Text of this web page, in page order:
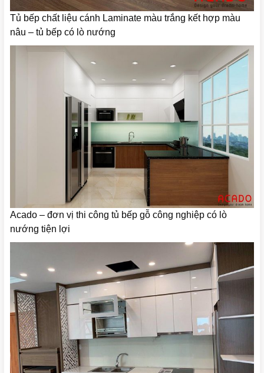
Tủ bếp chất liệu cánh Laminate màu trắng kết hợp màu
nâu – tủ bếp có lò nướng
Acado – đơn vị thi công tủ bếp gỗ công nghiệp có lò
nướng tiện lợi